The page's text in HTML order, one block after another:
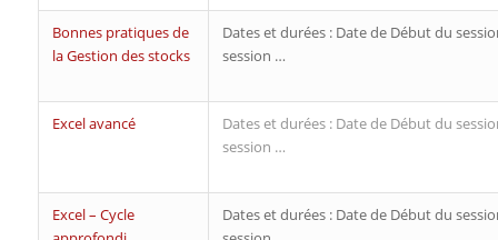
Bonnes pratiques de
la Gestion des stocks
Dates et durées : Date de Début du
session …
Excel avancé
Dates et durées : Date de Début du
session …
Excel – Cycle
Dates et durées : Date de Début du